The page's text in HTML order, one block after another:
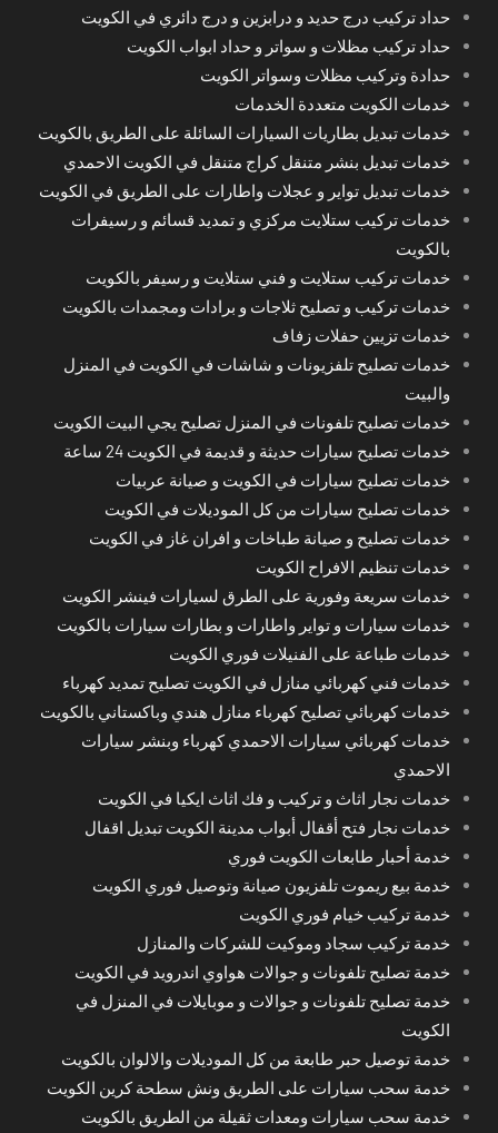
حداد تركيب درج حديد و درابزين و درج دائري في الكويت
حداد تركيب مظلات و سواتر و حداد ابواب الكويت
حدادة وتركيب مظلات وسواتر الكويت
خدمات الكويت متعددة الخدمات
خدمات تبديل بطاريات السيارات السائلة على الطريق بالكويت
خدمات تبديل بنشر متنقل كراج متنقل في الكويت الاحمدي
خدمات تبديل تواير و عجلات واطارات على الطريق في الكويت
خدمات تركيب ستلايت مركزي و تمديد قسائم و رسيفرات
بالكويت
خدمات تركيب ستلايت و فني ستلايت و رسيفر بالكويت
خدمات تركيب و تصليح ثلاجات و برادات ومجمدات بالكويت
خدمات تزيين حفلات زفاف
خدمات تصليح تلفزيونات و شاشات في الكويت في المنزل
والبيت
خدمات تصليح تلفونات في المنزل تصليح يجي البيت الكويت
خدمات تصليح سيارات حديثة و قديمة في الكويت 24 ساعة
خدمات تصليح سيارات في الكويت و صيانة عربيات
خدمات تصليح سيارات من كل الموديلات في الكويت
خدمات تصليح و صيانة طباخات و افران غاز في الكويت
خدمات تنظيم الافراح الكويت
خدمات سريعة وفورية على الطرق لسيارات فينشر الكويت
خدمات سيارات و تواير واطارات و بطارات سيارات بالكويت
خدمات طباعة على الفنيلات فوري الكويت
خدمات فني كهربائي منازل في الكويت تصليح تمديد كهرباء
خدمات كهربائي تصليح كهرباء منازل هندي وباكستاني بالكويت
خدمات كهربائي سيارات الاحمدي كهرباء وبنشر سيارات
الاحمدي
خدمات نجار اثاث و تركيب و فك اثاث ايكيا في الكويت
خدمات نجار فتح أقفال أبواب مدينة الكويت تبديل اقفال
خدمة أحبار طابعات الكويت فوري
خدمة بيع ريموت تلفزيون صيانة وتوصيل فوري الكويت
خدمة تركيب خيام فوري الكويت
خدمة تركيب سجاد وموكيت للشركات والمنازل
خدمة تصليح تلفونات و جوالات هواوي اندرويد في الكويت
خدمة تصليح تلفونات و جوالات و موبايلات في المنزل في
الكويت
خدمة توصيل حبر طابعة من كل الموديلات والالوان بالكويت
خدمة سحب سيارات على الطريق ونش سطحة كرين الكويت
خدمة سحب سيارات ومعدات ثقيلة من الطريق بالكويت